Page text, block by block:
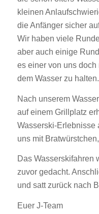
kleinen
die Anfänger sicher
Wir haben viele
aber auch einige
es einer von uns
dem Wasser zu halten.
Nach unserem
auf einem Grillplatz
Wasserski-Erlebnisse
uns mit
Das Wasserskifahren
zuvor gedacht.
und satt zurück nach
Euer J-Team